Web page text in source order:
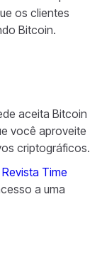
os clientes
Bitcoin.
aceita Bitcoin
você aproveite
criptográficos.
Revista Time
a uma